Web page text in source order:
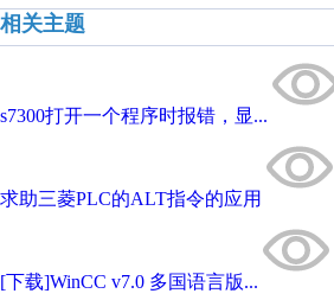
相关主题
s7300打开一个程序时报错，显...
求助三菱PLC的ALT指令的应用
[下载]WinCC v7.0 多国语言版...